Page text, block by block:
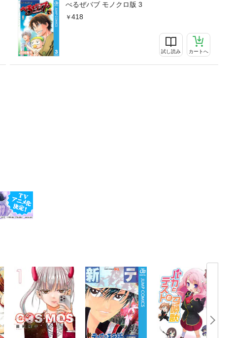
べるぜバブ モノクロ版 3
418
試し読み カートへ